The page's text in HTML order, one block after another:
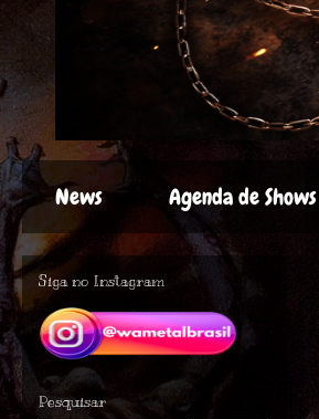
News Agenda de Shows
Siga no Instagram
Pesquisar